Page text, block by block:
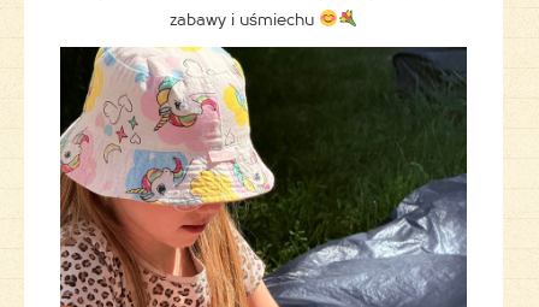
zabawy i uśmiechu